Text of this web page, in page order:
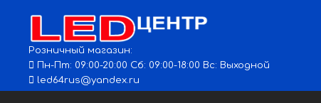
Розничный магазин:
Пн-Пт: 09:00-20:00 Сб: 09:00-18:00 Вс: Выходной
led64rus@yandex.ru